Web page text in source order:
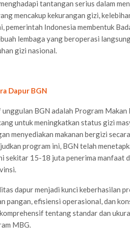
tantangan serius dalam
mencakup kekurangan gizi,
pemerintah Indonesia membentuk
lembaga yang beroperasi
gizi nasional.
Dapur BGN
BGN adalah Program
untuk meningkatkan status gizi
menyediakan makanan bergizi
program ini, BGN telah
sekitar 15-18 juta penerima manfaat
dapur menjadi kunci keberhasilan
pangan, efisiensi operasional, dan
tentang standar dan
MBG.